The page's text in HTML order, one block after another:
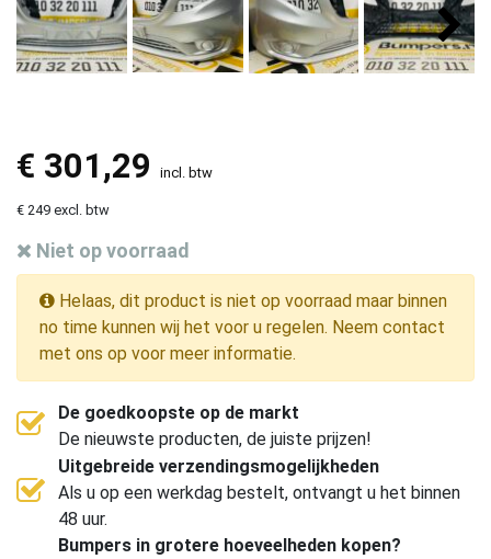
€ 301,29 incl. btw
€ 249 excl. btw
Niet op voorraad
Helaas, dit product is niet op voorraad maar binnen
no time kunnen wij het voor u regelen. Neem contact
met ons op voor meer informatie.
De goedkoopste op de markt
De nieuwste producten, de juiste prijzen!
Uitgebreide verzendingsmogelijkheden
Als u op een werkdag bestelt, ontvangt u het binnen
48 uur.
Bumpers in grotere hoeveelheden kopen?